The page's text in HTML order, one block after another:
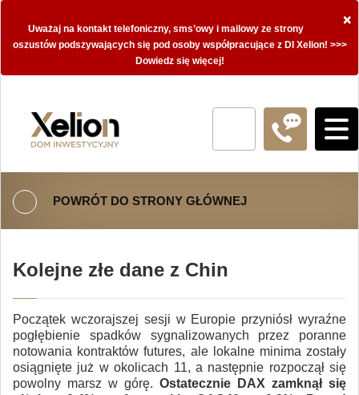
×
Uważaj na kontakt telefoniczny, sms’owy i mailowy ze strony
oszustów podszywających się pod osoby współpracujące z DI Xelion! >>>
Dowiedz się więcej!
POWRÓT DO STRONY GŁÓWNEJ
Kolejne złe dane z Chin
Początek wczorajszej sesji w Europie przyniósł wyraźne
pogłębienie spadków sygnalizowanych przez poranne
notowania kontraktów futures, ale lokalne minima zostały
osiągnięte już w okolicach 11, a następnie rozpoczął się
powolny marsz w górę. Ostatecznie DAX zamknął się